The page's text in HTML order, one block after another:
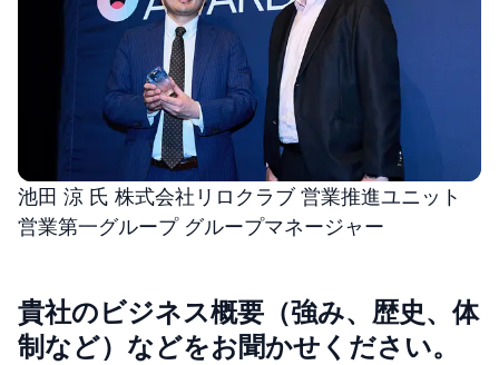
池田 涼 氏 株式会社リロクラブ 営業推進ユニット
営業第一グループ グループマネージャー
貴社のビジネス概要（強み、歴史、体
制など）などをお聞かせください。